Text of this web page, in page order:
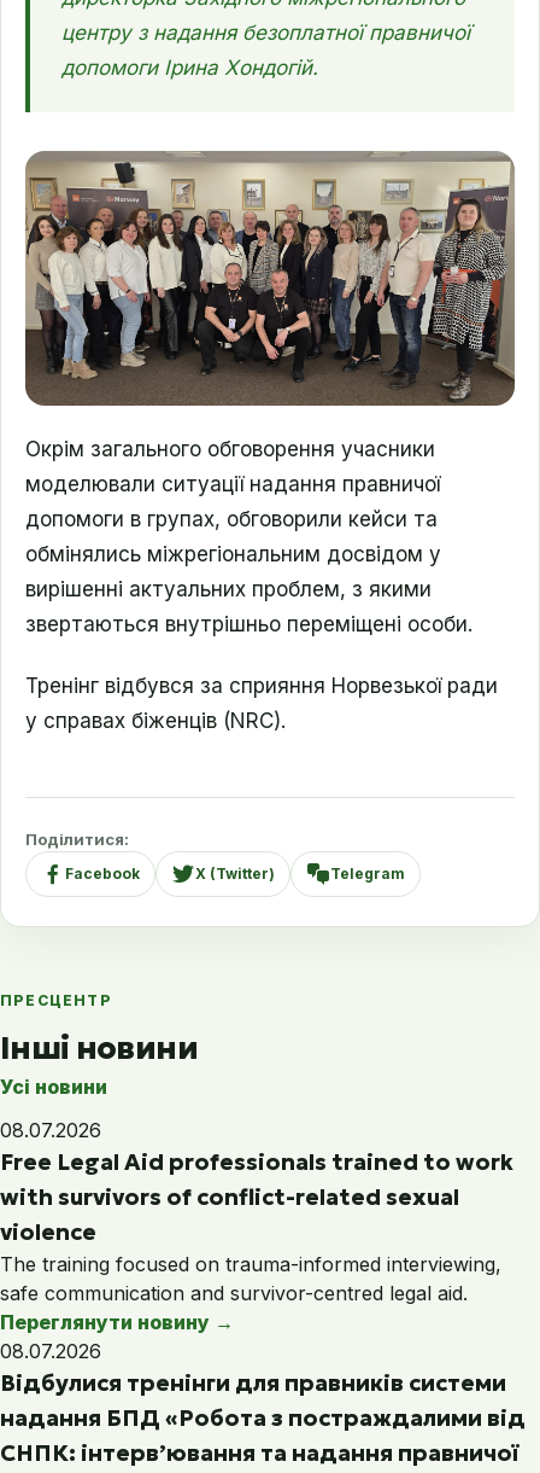
центру з надання безоплатної правничої
допомоги Ірина Хондогій.
Окрім загального обговорення учасники
моделювали ситуації надання правничої
допомоги в групах, обговорили кейси та
обмінялись міжрегіональним досвідом у
вирішенні актуальних проблем, з якими
звертаються внутрішньо переміщені особи.
Тренінг відбувся за сприяння Норвезької ради
у справах біженців (NRC).
Поділитися:
Facebook X (Twitter) Telegram
ПРЕСЦЕНТР
Інші новини
Усі новини
08.07.2026
Free Legal Aid professionals trained to work
with survivors of conflict-related sexual
violence
The training focused on trauma-informed interviewing,
safe communication and survivor-centred legal aid.
Переглянути новину →
08.07.2026
Відбулися тренінги для правників системи
надання БПД «Робота з постраждалими від
СНПК: інтерв’ювання та надання правничої